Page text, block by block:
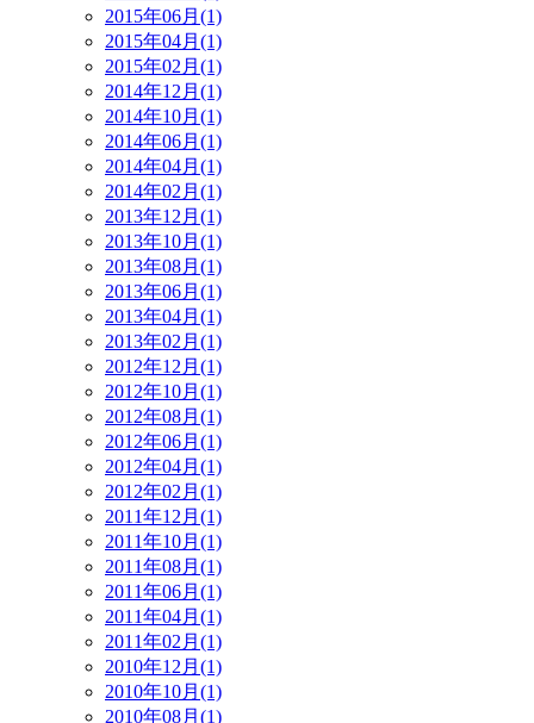
2015年06月(1)
2015年04月(1)
2015年02月(1)
2014年12月(1)
2014年10月(1)
2014年06月(1)
2014年04月(1)
2014年02月(1)
2013年12月(1)
2013年10月(1)
2013年08月(1)
2013年06月(1)
2013年04月(1)
2013年02月(1)
2012年12月(1)
2012年10月(1)
2012年08月(1)
2012年06月(1)
2012年04月(1)
2012年02月(1)
2011年12月(1)
2011年10月(1)
2011年08月(1)
2011年06月(1)
2011年04月(1)
2011年02月(1)
2010年12月(1)
2010年10月(1)
2010年08月(1)